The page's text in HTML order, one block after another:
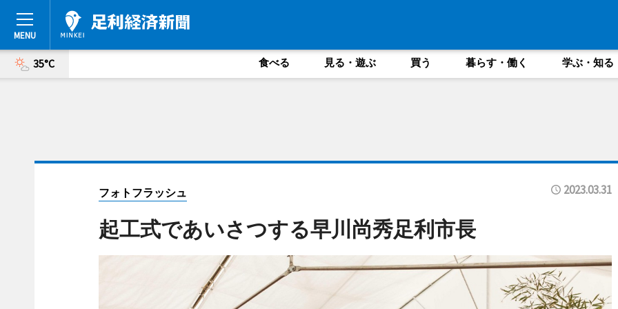
35°C 食べる 見る・遊ぶ 買う 暮らす・働く 学ぶ・知る
フォトフラッシュ 2023.03.31
起工式であいさつする早川尚秀足利市長